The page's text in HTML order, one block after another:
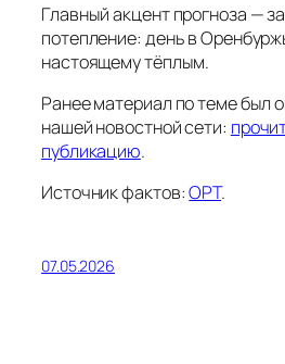
Главный акцент прогноза —
потепление: день в
настоящему тёплым.
Ранее материал по теме был
нашей новостной сети:
публикацию.
Источник фактов:ОРТ.
07.05.2026